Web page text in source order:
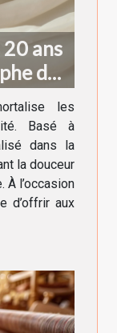
ans
de
!
les
Basé à
dans la
la douceur
À l’occasion
d’offrir aux